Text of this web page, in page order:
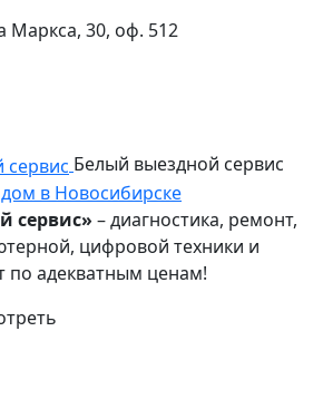
Маркса, 30, оф. 512
Белый выездной сервис
в Новосибирске
сервис» – диагностика, ремонт,
цифровой техники и
по адекватным ценам!